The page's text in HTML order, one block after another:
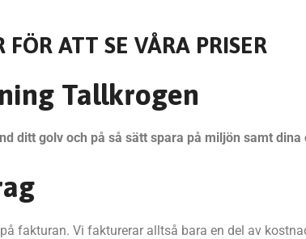
FÖR ATT SE VÅRA PRISER
Tallkrogen
ditt golv och på så sätt spara på miljön samt dina
fakturan. Vi fakturerar alltså bara en del av